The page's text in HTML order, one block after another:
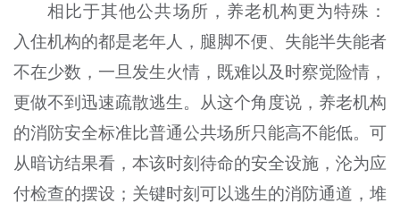
相比于其他公共场所，养老机构更为特殊：
入住机构的都是老年人，腿脚不便、失能半失能者
不在少数，一旦发生火情，既难以及时察觉险情，
更做不到迅速疏散逃生。从这个角度说，养老机构
的消防安全标准比普通公共场所只能高不能低。可
从暗访结果看，本该时刻待命的安全设施，沦为应
付检查的摆设；关键时刻可以逃生的消防通道，堆